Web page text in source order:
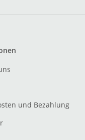
und Bezahlung